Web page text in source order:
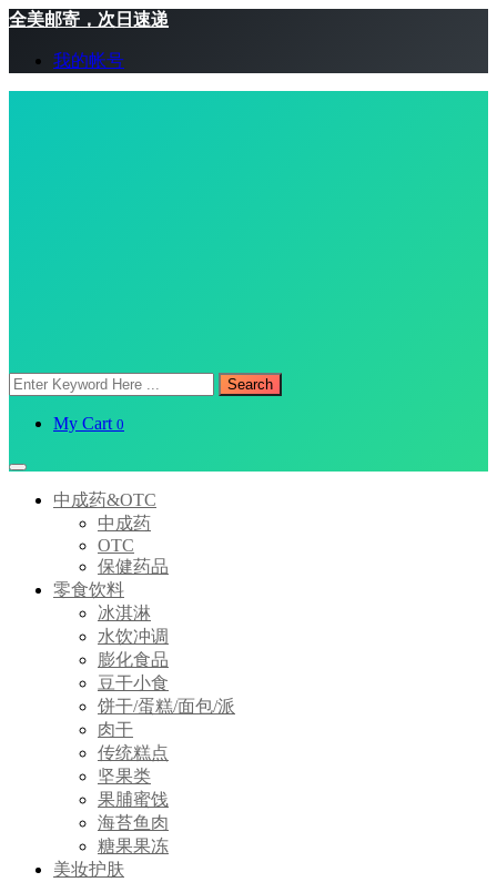
全美邮寄，次日速递
我的帐号
Search
My Cart 0
中成药&OTC
中成药
OTC
保健药品
零食饮料
冰淇淋
水饮冲调
膨化食品
豆干小食
饼干/蛋糕/面包/派
肉干
传统糕点
坚果类
果脯蜜饯
海苔鱼肉
糖果果冻
美妆护肤